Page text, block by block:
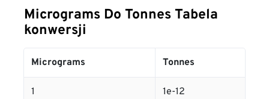
Micrograms Do Tonnes Tabela
konwersji
Micrograms Tonnes
1 1e-12